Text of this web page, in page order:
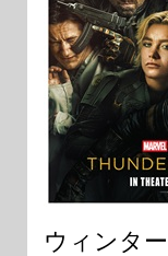
ウィンタ